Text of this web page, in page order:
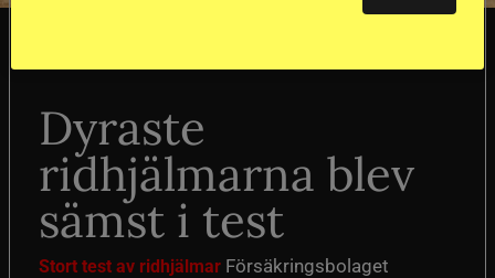
Dyraste
ridhjälmarna blev
sämst i test
Stort test av ridhjälmar Försäkringsbolaget